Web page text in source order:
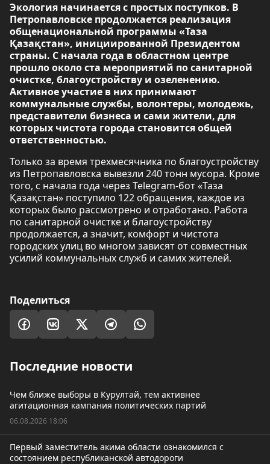
Экология начинается с простых поступков. В
Петропавловске продолжается реализация
общенациональной программы «Таза
Қазақстан», инициированной Президентом
страны. С начала года в областном центре
прошло около ста мероприятий по санитарной
очистке, благоустройству и озеленению.
Активное участие в них принимают
коммунальные службы, волонтеры, молодежь,
представители бизнеса и сами жители, для
которых чистота города становится общей
ответственностью.
Только за время трехмесячника по благоустройству
из Петропавловска вывезли 240 тонн мусора. Кроме
того, с начала года через Telegram-бот «Таза
Қазақстан» поступило 122 обращения, каждое из
которых было рассмотрено и отработано. Работа
по санитарной очистке и благоустройству
продолжается, а значит, комфорт и чистота
городских улиц во многом зависят от совместных
усилий коммунальных служб и самих жителей.
Поделиться
Последние новости
Чем ближе выборы в Курултай, тем активнее
агитационная кампания политических партий
06.08.2026 18:06
Первый заместитель акима области ознакомился с
состоянием республиканской автодороги